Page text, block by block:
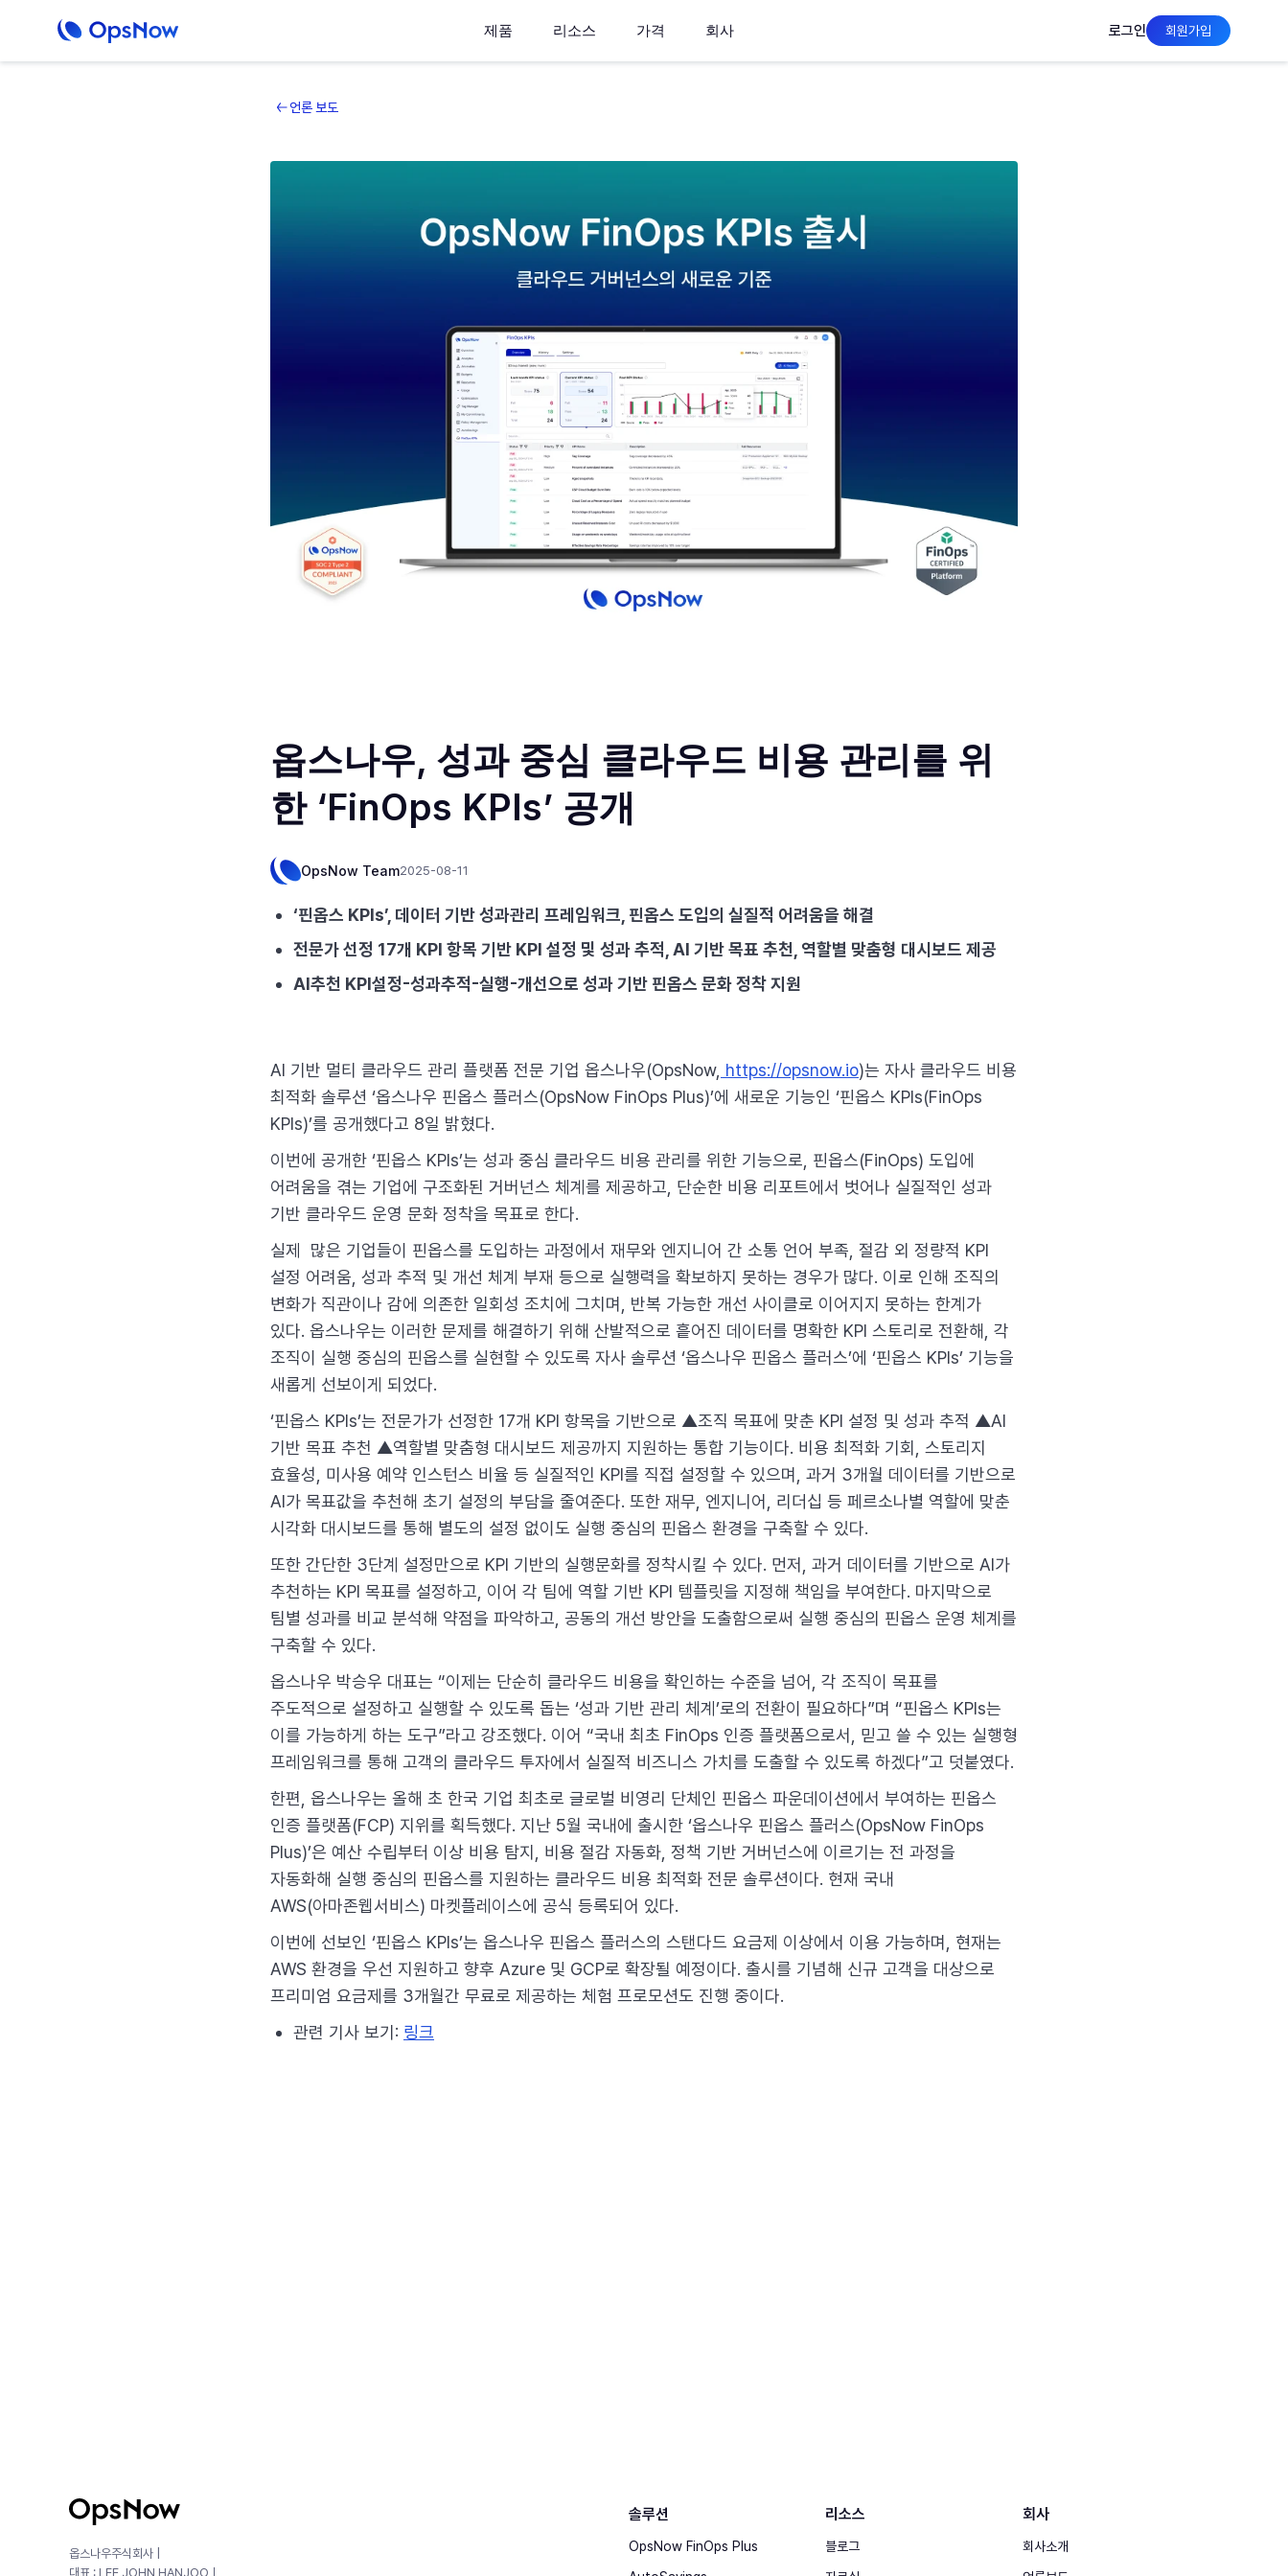
제품 리소스 가격 회사 로그인 회원가입
언론 보도
옵스나우, 성과 중심 클라우드 비용 관리를 위
한 ‘FinOps KPIs’ 공개
OpsNow Team2025-08-11
‘핀옵스 KPIs’, 데이터 기반 성과관리 프레임워크, 핀옵스 도입의 실질적 어려움을 해결
전문가 선정 17개 KPI 항목 기반 KPI 설정 및 성과 추적, AI 기반 목표 추천, 역할별 맞춤형 대시보드 제공
AI추천 KPI설정-성과추적-실행-개선으로 성과 기반 핀옵스 문화 정착 지원
AI 기반 멀티 클라우드 관리 플랫폼 전문 기업 옵스나우(OpsNow, https://opsnow.io)는 자사 클라우드 비용
최적화 솔루션 ‘옵스나우 핀옵스 플러스(OpsNow FinOps Plus)’에 새로운 기능인 ‘핀옵스 KPIs(FinOps
KPIs)’를 공개했다고 8일 밝혔다.
이번에 공개한 ‘핀옵스 KPIs’는 성과 중심 클라우드 비용 관리를 위한 기능으로, 핀옵스(FinOps) 도입에
어려움을 겪는 기업에 구조화된 거버넌스 체계를 제공하고, 단순한 비용 리포트에서 벗어나 실질적인 성과
기반 클라우드 운영 문화 정착을 목표로 한다.
실제 많은 기업들이 핀옵스를 도입하는 과정에서 재무와 엔지니어 간 소통 언어 부족, 절감 외 정량적 KPI
설정 어려움, 성과 추적 및 개선 체계 부재 등으로 실행력을 확보하지 못하는 경우가 많다. 이로 인해 조직의
변화가 직관이나 감에 의존한 일회성 조치에 그치며, 반복 가능한 개선 사이클로 이어지지 못하는 한계가
있다. 옵스나우는 이러한 문제를 해결하기 위해 산발적으로 흩어진 데이터를 명확한 KPI 스토리로 전환해, 각
조직이 실행 중심의 핀옵스를 실현할 수 있도록 자사 솔루션 ‘옵스나우 핀옵스 플러스’에 ‘핀옵스 KPIs’ 기능을
새롭게 선보이게 되었다.
‘핀옵스 KPIs’는 전문가가 선정한 17개 KPI 항목을 기반으로 ▲조직 목표에 맞춘 KPI 설정 및 성과 추적 ▲AI
기반 목표 추천 ▲역할별 맞춤형 대시보드 제공까지 지원하는 통합 기능이다. 비용 최적화 기회, 스토리지
효율성, 미사용 예약 인스턴스 비율 등 실질적인 KPI를 직접 설정할 수 있으며, 과거 3개월 데이터를 기반으로
AI가 목표값을 추천해 초기 설정의 부담을 줄여준다. 또한 재무, 엔지니어, 리더십 등 페르소나별 역할에 맞춘
시각화 대시보드를 통해 별도의 설정 없이도 실행 중심의 핀옵스 환경을 구축할 수 있다.
또한 간단한 3단계 설정만으로 KPI 기반의 실행문화를 정착시킬 수 있다. 먼저, 과거 데이터를 기반으로 AI가
추천하는 KPI 목표를 설정하고, 이어 각 팀에 역할 기반 KPI 템플릿을 지정해 책임을 부여한다. 마지막으로
팀별 성과를 비교 분석해 약점을 파악하고, 공동의 개선 방안을 도출함으로써 실행 중심의 핀옵스 운영 체계를
구축할 수 있다.
옵스나우 박승우 대표는 “이제는 단순히 클라우드 비용을 확인하는 수준을 넘어, 각 조직이 목표를
주도적으로 설정하고 실행할 수 있도록 돕는 ‘성과 기반 관리 체계’로의 전환이 필요하다”며 “핀옵스 KPIs는
이를 가능하게 하는 도구”라고 강조했다. 이어 “국내 최초 FinOps 인증 플랫폼으로서, 믿고 쓸 수 있는 실행형
프레임워크를 통해 고객의 클라우드 투자에서 실질적 비즈니스 가치를 도출할 수 있도록 하겠다”고 덧붙였다.
한편, 옵스나우는 올해 초 한국 기업 최초로 글로벌 비영리 단체인 핀옵스 파운데이션에서 부여하는 핀옵스
인증 플랫폼(FCP) 지위를 획득했다. 지난 5월 국내에 출시한 ‘옵스나우 핀옵스 플러스(OpsNow FinOps
Plus)’은 예산 수립부터 이상 비용 탐지, 비용 절감 자동화, 정책 기반 거버넌스에 이르기는 전 과정을
자동화해 실행 중심의 핀옵스를 지원하는 클라우드 비용 최적화 전문 솔루션이다. 현재 국내
AWS(아마존웹서비스) 마켓플레이스에 공식 등록되어 있다.
이번에 선보인 ‘핀옵스 KPIs’는 옵스나우 핀옵스 플러스의 스탠다드 요금제 이상에서 이용 가능하며, 현재는
AWS 환경을 우선 지원하고 향후 Azure 및 GCP로 확장될 예정이다. 출시를 기념해 신규 고객을 대상으로
프리미엄 요금제를 3개월간 무료로 제공하는 체험 프로모션도 진행 중이다.
관련 기사 보기: 링크
옵스나우주식회사 |
대표 : LEE JOHN HANJOOㅣ
솔루션
OpsNow FinOps Plus
리소스
블로그
회사
회사소개